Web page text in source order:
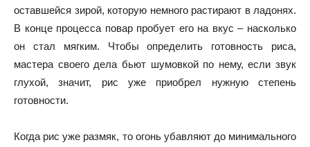
оставшейся зирой, которую немного растирают в ладонях.
В конце процесса повар пробует его на вкус – насколько
он стал мягким. Чтобы определить готовность риса,
мастера своего дела бьют шумовкой по нему, если звук
глухой, значит, рис уже приобрел нужную степень
готовности.
Когда рис уже размяк, то огонь убавляют до минимального